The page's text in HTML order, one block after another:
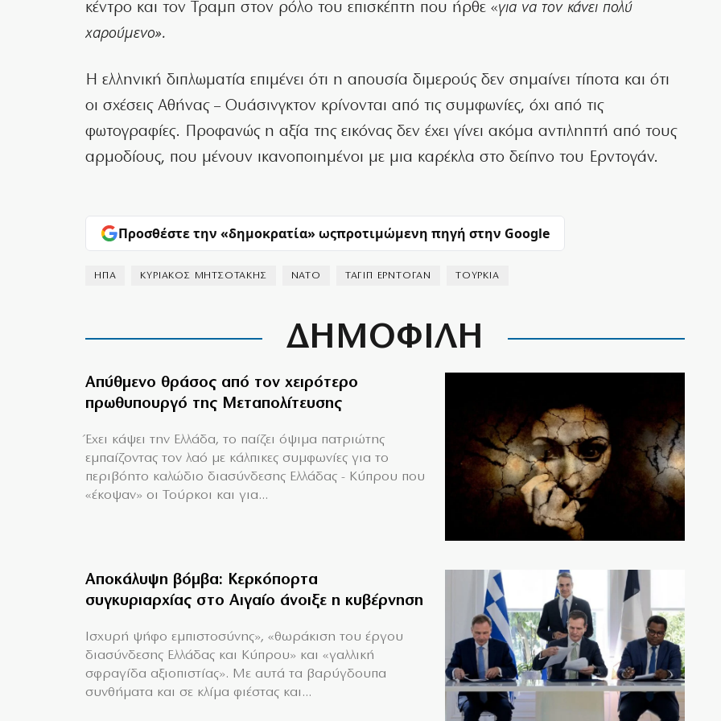
κέντρο και τον Τραμπ στον ρόλο του επισκέπτη που ήρθε «για να τον κάνει πολύ
χαρούμενο».
Η ελληνική διπλωματία επιμένει ότι η απουσία διμερούς δεν σημαίνει τίποτα και ότι
οι σχέσεις Αθήνας – Ουάσινγκτον κρίνονται από τις συμφωνίες, όχι από τις
φωτογραφίες. Προφανώς η αξία της εικόνας δεν έχει γίνει ακόμα αντιληπτή από τους
αρμοδίους, που μένουν ικανοποιημένοι με μια καρέκλα στο δείπνο του Ερντογάν.
Προσθέστε την «δημοκρατία» ωςπροτιμώμενη πηγή στην Google
ΗΠΑ ΚΥΡΙΑΚΟΣ ΜΗΤΣΟΤΑΚΗΣ ΝΑΤΟ ΤΑΓΙΠ ΕΡΝΤΟΓΑΝ ΤΟΥΡΚΙΑ
ΔΗΜΟΦΙΛΗ
Απύθμενο θράσος από τον χειρότερο
πρωθυπουργό της Μεταπολίτευσης
Έχει κάψει την Ελλάδα, το παίζει όψιμα πατριώτης
εμπαίζοντας τον λαό με κάλπικες συμφωνίες για το
περιβόητο καλώδιο διασύνδεσης Ελλάδας - Κύπρου που
«έκοψαν» οι Τούρκοι και για...
Αποκάλυψη βόμβα: Κερκόπορτα
συγκυριαρχίας στο Αιγαίο άνοιξε η κυβέρνηση
Ισχυρή ψήφο εμπιστοσύνης», «θωράκιση του έργου
διασύνδεσης Ελλάδας και Κύπρου» και «γαλλική
σφραγίδα αξιοπιστίας». Με αυτά τα βαρύγδουπα
συνθήματα και σε κλίμα φιέστας και...